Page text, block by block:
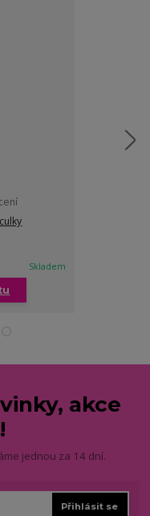
Skladem
akce
jednou za 14 dní.
Přihlásit se